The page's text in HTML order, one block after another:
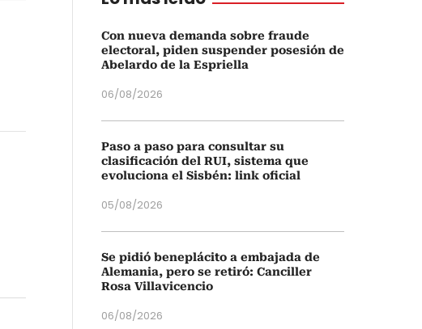
Con nueva demanda sobre fraude
electoral, piden suspender posesión de
Abelardo de la Espriella
06/08/2026
Paso a paso para consultar su
clasificación del RUI, sistema que
evoluciona el Sisbén: link oficial
05/08/2026
Se pidió beneplácito a embajada de
Alemania, pero se retiró: Canciller
Rosa Villavicencio
06/08/2026